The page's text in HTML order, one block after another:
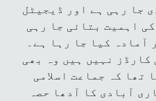
جا رہی ہے اور ڈیجیٹل
اہمیت بتائی جا رہی
آمادہ کیا جا رہا ہے۔
کارڈز نہیں ہیں وہ بھی
تھا کہ جماعت اسلامی
آبادی کا آدھا حصہ